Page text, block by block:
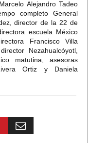
Alejandro Tadeo
completo General
director de la 22 de
escuela México
Francisco Villa
Nezahualcóyotl,
matutina, asesoras
Ortiz y Daniela